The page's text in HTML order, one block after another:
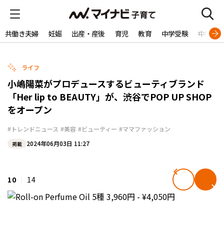
共働き夫婦 妊娠 出産・産後 育児 教育 中学受験 中学生
ライフ
小嶋陽菜がプロデュースするビューティブランド
「Her lip to BEAUTY」が、渋谷でPOP UP SHOP
をオープン
#トレンドニュース #美容 #ビューティー #ママファッション
掲載 2024年06月03日 11:27
10 14